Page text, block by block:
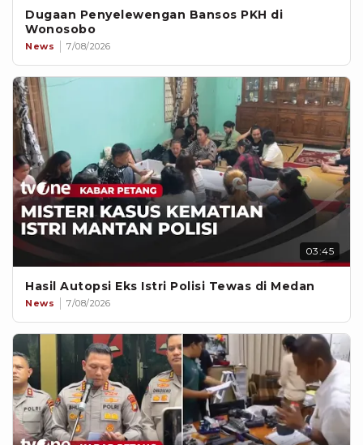
Dugaan Penyelewengan Bansos PKH di
Wonosobo
News 7/08/2026
03:45
Hasil Autopsi Eks Istri Polisi Tewas di Medan
News 7/08/2026